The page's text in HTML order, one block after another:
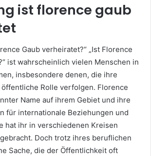
ist florence gaub
Gaub verheiratet?“ „Ist Florence
ist wahrscheinlich vielen Menschen in
insbesondere denen, die ihre
Rolle verfolgen. Florence
Name auf ihrem Gebiet und ihre
für internationale Beziehungen und
hat ihr in verschiedenen Kreisen
Doch trotz ihres beruflichen
Sache, die der Öffentlichkeit oft